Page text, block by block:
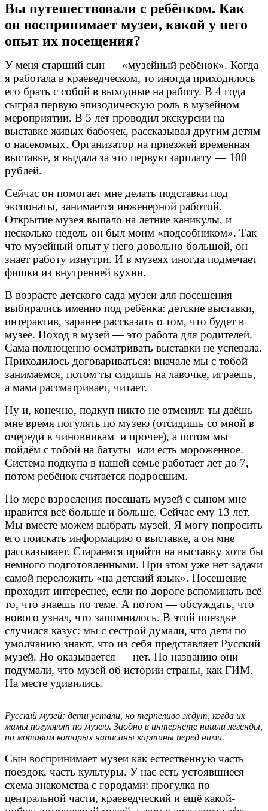
Вы путешествовали с ребёнком. Как
он воспринимает музеи, какой у него
опыт их посещения?
У меня старший сын — «музейный ребёнок». Когда
я работала в краеведческом, то иногда приходилось
его брать с собой в выходные на работу. В 4 года
сыграл первую эпизодическую роль в музейном
мероприятии. В 5 лет проводил экскурсии на
выставке живых бабочек, рассказывал другим детям
о насекомых. Организатор на приезжей временная
выставке, я выдала за это первую зарплату — 100
рублей.
Сейчас он помогает мне делать подставки под
экспонаты, занимается инженерной работой.
Открытие музея выпало на летние каникулы, и
несколько недель он был моим «подсобником». Так
что музейный опыт у него довольно большой, он
знает работу изнутри. И в музеях иногда подмечает
фишки из внутренней кухни.
В возрасте детского сада музеи для посещения
выбирались именно под ребёнка: детские выставки,
интерактив, заранее рассказать о том, что будет в
музее. Поход в музей — это работа для родителей.
Сама полноценно осматривать выставки не успевала.
Приходилось договариваться: вначале мы с тобой
занимаемся, потом ты сидишь на лавочке, играешь,
а мама рассматривает, читает.
Ну и, конечно, подкуп никто не отменял: ты даёшь
мне время погулять по музею (отсидишь со мной в
очереди к чиновникам и прочее), а потом мы
пойдём с тобой на батуты или есть мороженное.
Система подкупа в нашей семье работает лет до 7,
потом ребёнок считается подросшим.
По мере взросления посещать музей с сыном мне
нравится всё больше и больше. Сейчас ему 13 лет.
Мы вместе можем выбрать музей. Я могу попросить
его поискать информацию о выставке, а он мне
рассказывает. Стараемся прийти на выставку хотя бы
немного подготовленными. При этом уже нет задачи
самой переложить «на детский язык». Посещение
проходит интереснее, если по дороге вспоминать всё
то, что знаешь по теме. А потом — обсуждать, что
нового узнал, что запомнилось. В этой поездке
случился казус: мы с сестрой думали, что дети по
умолчанию знают, что из себя представляет Русский
музей. Но оказывается — нет. По названию они
подумали, что музей об истории страны, как ГИМ.
На месте удивились.
Русский музей: дети устали, но терпеливо ждут, когда их
мамы погуляют по музею. Заодно в интернете нашли легенды,
по мотивам которых написаны картины перед ними.
Сын воспринимает музеи как естественную часть
поездок, часть культуры. У нас есть устоявшиеся
схема знакомства с городами: прогулка по
центральной части, краеведческий и ещё какой-